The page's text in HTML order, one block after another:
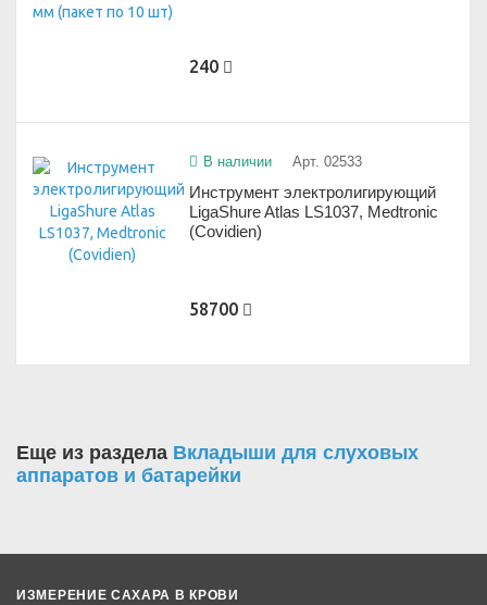
240
В наличии Арт. 02533
Инструмент электролигирующий
LigaShure Atlas LS1037, Medtronic
(Covidien)
58700
Еще из раздела Вкладыши для слуховых
аппаратов и батарейки
ИЗМЕРЕНИЕ САХАРА В КРОВИ